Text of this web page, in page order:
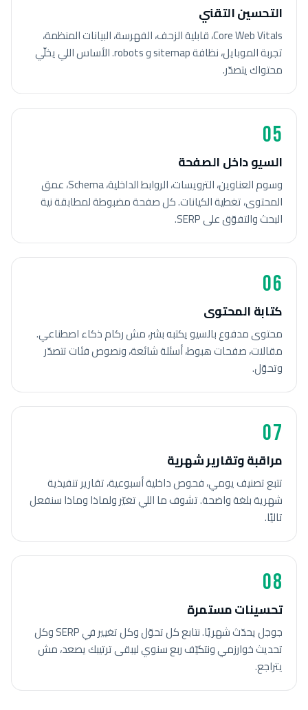
التحسين التقني
Core Web Vitals، قابلية الزحف، الفهرسة، البيانات المنظمة،
تجربة الموبايل، نظافة sitemap و robots. الأساس اللي يخلّي
محتواك يتصدّر.
05
السيو داخل الصفحة
وسوم العناوين، الترويسات، الروابط الداخلية، Schema، عمق
المحتوى، تغطية الكيانات. كل صفحة مضبوطة لمطابقة نية
البحث والتفوّق على SERP.
06
كتابة المحتوى
محتوى مدفوع بالسيو يكتبه بشر، مش ركام ذكاء اصطناعي.
مقالات، صفحات هبوط، أسئلة شائعة، ونصوص فئات تتصدّر
وتحوّل.
07
مراقبة وتقارير شهرية
تتبع تصنيف يومي، فحوص داخلية أسبوعية، تقارير تنفيذية
شهرية بلغة واضحة. تشوف ما اللي تغيّر ولماذا وماذا سنفعل
تاليًا.
08
تحسينات مستمرة
جوجل يحدّث شهريًا. نتابع كل تحوّل وكل تغيير في SERP وكل
تحديث خوارزمي ونتكيّف ربع سنوي ليبقى ترتيبك يصعد، مش
يتراجع.